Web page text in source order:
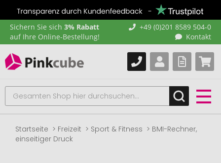
Sichern Sie sich 3% Rabatt
auf Ihre Online-Bestellung!
+49 (0)201 8589 504-0
Kontakt
Startseite Freizeit Sport & Fitness
BMI-Rechner,
einseitiger Druck